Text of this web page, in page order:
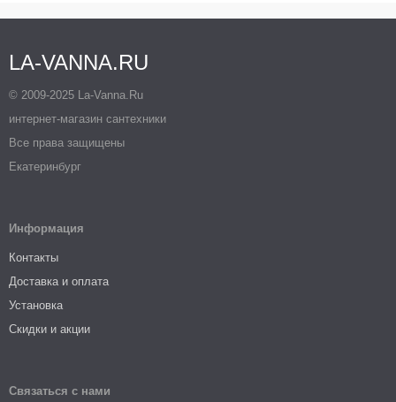
LA-VANNA.RU
© 2009-2025 La-Vanna.Ru
интернет-магазин сантехники
Все права защищены
Екатеринбург
Информация
Контакты
Доставка и оплата
Установка
Скидки и акции
Связаться с нами